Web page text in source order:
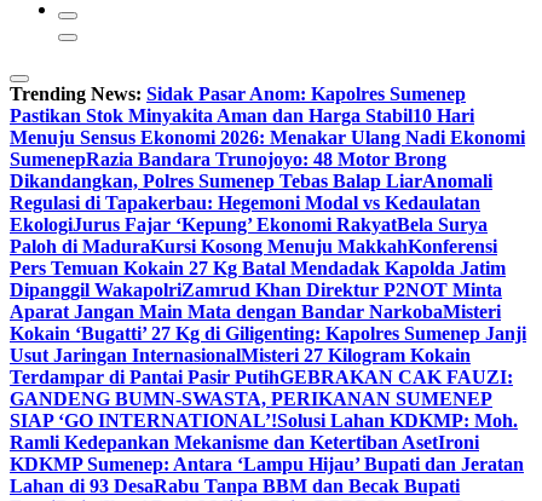
Trending News: Sidak Pasar Anom: Kapolres Sumenep
Pastikan Stok Minyakita Aman dan Harga Stabil10 Hari
Menuju Sensus Ekonomi 2026: Menakar Ulang Nadi Ekonomi
SumenepRazia Bandara Trunojoyo: 48 Motor Brong
Dikandangkan, Polres Sumenep Tebas Balap LiarAnomali
Regulasi di Tapakerbau: Hegemoni Modal vs Kedaulatan
EkologiJurus Fajar ‘Kepung’ Ekonomi RakyatBela Surya
Paloh di MaduraKursi Kosong Menuju MakkahKonferensi
Pers Temuan Kokain 27 Kg Batal Mendadak Kapolda Jatim
Dipanggil WakapolriZamrud Khan Direktur P2NOT Minta
Aparat Jangan Main Mata dengan Bandar NarkobaMisteri
Kokain ‘Bugatti’ 27 Kg di Giligenting: Kapolres Sumenep Janji
Usut Jaringan InternasionalMisteri 27 Kilogram Kokain
Terdampar di Pantai Pasir PutihGEBRAKAN CAK FAUZI:
GANDENG BUMN-SWASTA, PERIKANAN SUMENEP
SIAP ‘GO INTERNATIONAL’!Solusi Lahan KDKMP: Moh.
Ramli Kedepankan Mekanisme dan Ketertiban AsetIroni
KDKMP Sumenep: Antara ‘Lampu Hijau’ Bupati dan Jeratan
Lahan di 93 DesaRabu Tanpa BBM dan Becak Bupati